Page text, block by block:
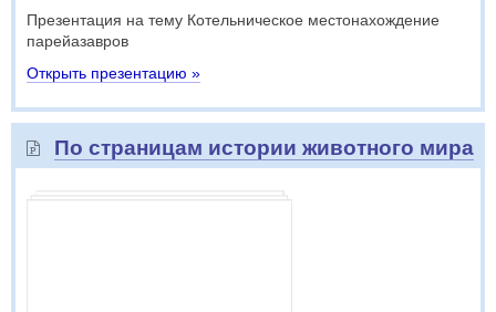
Презентация на тему Котельническое местонахождение
парейазавров
Открыть презентацию »
По страницам истории животного мира